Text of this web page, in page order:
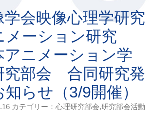
学会映像心理学研究
メーション研究
アニメーション学
究部会 合同研究発
らせ（3/9開催）
カテゴリー： 心理研究部会,研究部会活動